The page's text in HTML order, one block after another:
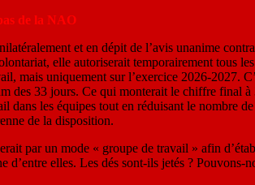
de la NAO
et en dépit de l’avis unanime
elle autoriserait temporairement tous les
mais uniquement sur l’exercice 2026-2027.
des 33 jours. Ce qui monterait le chiffre final à
dans les équipes tout en réduisant le nombre de
de la disposition.
par un mode « groupe de travail » afin
d’entre elles. Les dés sont-ils jetés ? Pouvons-